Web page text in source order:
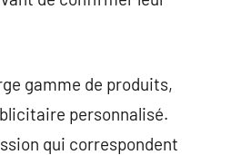
gamme de produits,
personnalisé.
qui correspondent